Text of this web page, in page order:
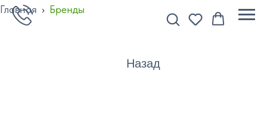
Главная › Бренды
Назад